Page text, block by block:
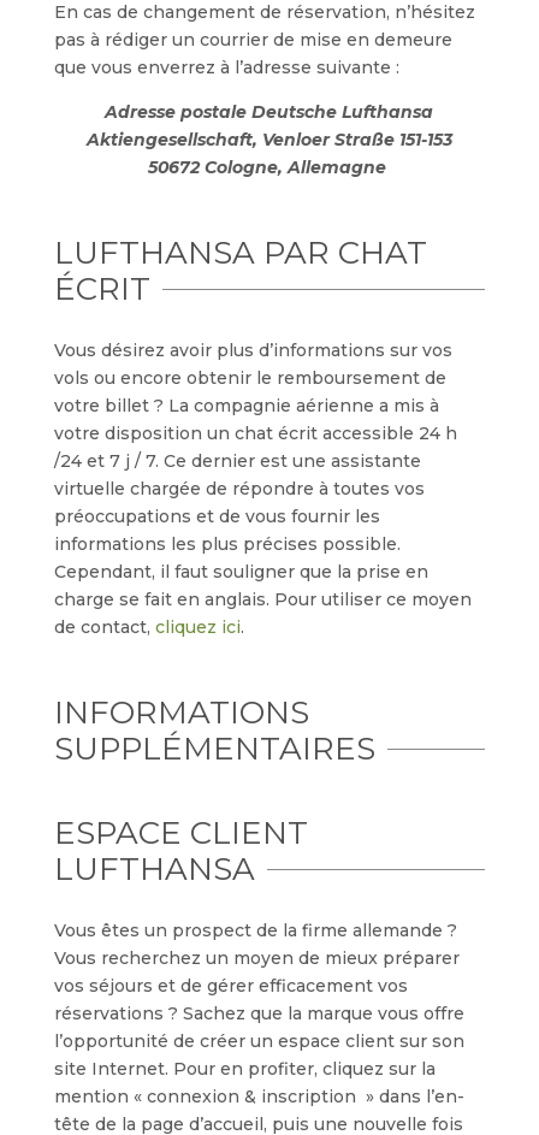
En cas de changement de réservation, n’hésitez
pas à rédiger un courrier de mise en demeure
que vous enverrez à l’adresse suivante :
Adresse postaleDeutsche Lufthansa
Aktiengesellschaft, Venloer Straße 151-153
50672 Cologne, Allemagne
LUFTHANSA PAR CHAT
ÉCRIT
Vous désirez avoir plus d’informations sur vos
vols ou encore obtenir le remboursement de
votre billet ? La compagnie aérienne a mis à
votre disposition un chat écrit accessible 24 h
/24 et 7 j / 7. Ce dernier est une assistante
virtuelle chargée de répondre à toutes vos
préoccupations et de vous fournir les
informations les plus précises possible.
Cependant, il faut souligner que la prise en
charge se fait en anglais. Pour utiliser ce moyen
de contact, cliquez ici.
INFORMATIONS
SUPPLÉMENTAIRES
ESPACE CLIENT
LUFTHANSA
Vous êtes un prospect de la firme allemande ?
Vous recherchez un moyen de mieux préparer
vos séjours et de gérer efficacement vos
réservations ? Sachez que la marque vous offre
l’opportunité de créer un espace client sur son
site Internet. Pour en profiter, cliquez sur la
mention « connexion & inscription » dans l’en-
tête de la page d’accueil, puis une nouvelle fois